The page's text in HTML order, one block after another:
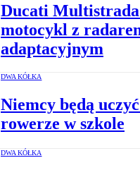
Ducati
motocykl z
adaptacyjnym
DWA KÓŁKA
Niemcy będą
rowerze w szkole
DWA KÓŁKA